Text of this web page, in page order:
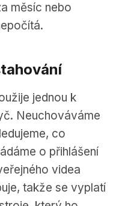
měsíc nebo
jednou k
Neuchováváme
co
o přihlášení
videa
takže se vyplatí